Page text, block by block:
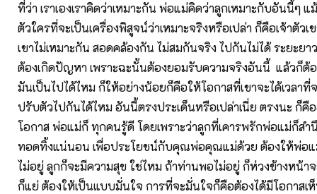
ที่ว่า เราเองเราคิดว่าเหมาะกัน พ่อแม่คิดว่าลูกเหมาะกับอันนี้ๆ
ตัวใครที่จะเป็นเครื่องพิสูจน์ว่าเหมาะจริงหรือเปล่า ก็คือเจ้าตัวเข
เขาไม่เหมาะกัน สอดคล้องกัน ไม่สมกันจริง ไปกันไม่ได้ ระยะยา
ต้องเกิดปัญหา เพราะฉะนั้นต้องยอมรับความจริงอันนี้ แล้วก็ต้อ
มันเป็นไปได้ไหม ก็ให้อย่างน้อยก็คือให้โอกาสที่เขาจะได้เวลา
ปรับตัวไปกันได้ไหม อันนี้ตรงประเด็นหรือเปล่าเนี่ย ตรงนะ ก็คื
โอกาส พ่อแม่ก็ ทุกคนรู้ดี โดยเพราะว่าลูกที่เคารพรักพ่อแม่ก็สำ
ทอดทิ้งแน่นอน เพื่อประโยชน์กับคุณพ่อคุณแม่ด้วย ต้องให้พ่อ
ไม่อยู่ ลูกก็จะมีความสุข ใช่ไหม ถ้าท่านพอไม่อยู่ ก็ห่วงข้างหน้าจ
ก็แย่ ต้องให้เป็นแบบมั่นใจ การที่จะมั่นใจก็คือต้องได้มีโอกาส